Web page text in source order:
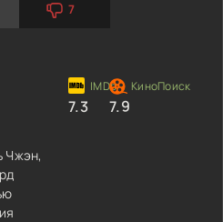
7
Чжэн,
7.3 7.9